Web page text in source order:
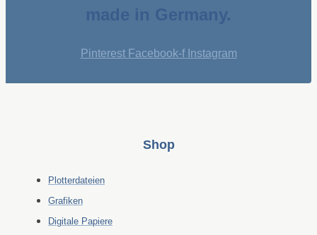
made in Germany.
Pinterest Facebook-f Instagram
Shop
Plotterdateien
Grafiken
Digitale Papiere